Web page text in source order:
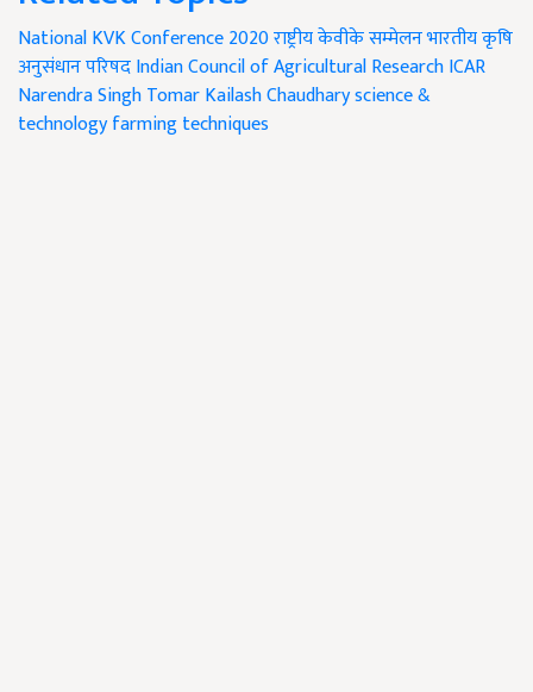
National KVK Conference 2020राष्ट्रीय केवीके सम्मेलनभारतीय कृषि
अनुसंधान परिषदIndian Council of Agricultural ResearchICAR
Narendra Singh TomarKailash Chaudharyscience &
technologyfarming techniques